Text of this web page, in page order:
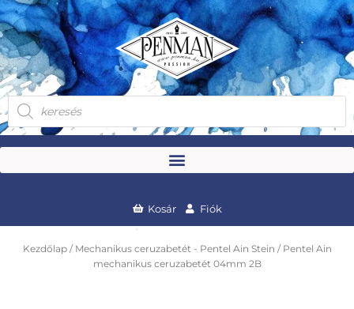
Skip
to
content
Products
search
Kosár Fiók
Kezdőlap/ Mechanikus ceruzabetét - Pentel Ain Stein / Pentel Ain
mechanikus ceruzabetét 04mm 2B